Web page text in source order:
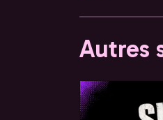
Autres